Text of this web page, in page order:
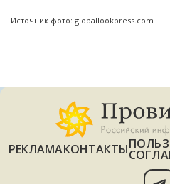
Источник фото: globallookpress.com
РЕКЛАМАКОНТАКТЫ